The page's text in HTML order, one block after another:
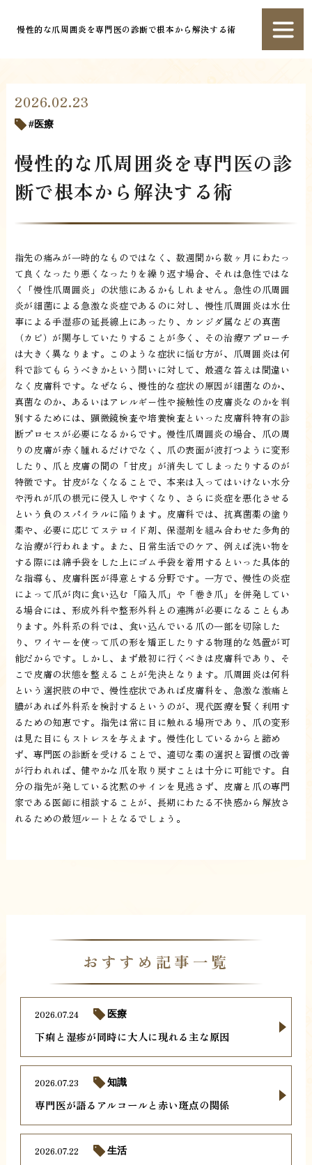
慢性的な爪周囲炎を専門医の診断で根本から解決する術
2026.02.23
医療
慢性的な爪周囲炎を専門医の診
断で根本から解決する術
指先の痛みが一時的なものではなく、数週間から数ヶ月にわたっ
て良くなったり悪くなったりを繰り返す場合、それは急性ではな
く「慢性爪周囲炎」の状態にあるかもしれません。急性の爪周囲
炎が細菌による急激な炎症であるのに対し、慢性爪周囲炎は水仕
事による手湿疹の延長線上にあったり、カンジダ属などの真菌
（カビ）が関与していたりすることが多く、その治療アプローチ
は大きく異なります。このような症状に悩む方が、爪周囲炎は何
科で診てもらうべきかという問いに対して、最適な答えは間違い
なく皮膚科です。なぜなら、慢性的な症状の原因が細菌なのか、
真菌なのか、あるいはアレルギー性や接触性の皮膚炎なのかを判
別するためには、顕微鏡検査や培養検査といった皮膚科特有の診
断プロセスが必要になるからです。慢性爪周囲炎の場合、爪の周
りの皮膚が赤く腫れるだけでなく、爪の表面が波打つように変形
したり、爪と皮膚の間の「甘皮」が消失してしまったりするのが
特徴です。甘皮がなくなることで、本来は入ってはいけない水分
や汚れが爪の根元に侵入しやすくなり、さらに炎症を悪化させる
という負のスパイラルに陥ります。皮膚科では、抗真菌薬の塗り
薬や、必要に応じてステロイド剤、保湿剤を組み合わせた多角的
な治療が行われます。また、日常生活でのケア、例えば洗い物を
する際には綿手袋をした上にゴム手袋を着用するといった具体的
な指導も、皮膚科医が得意とする分野です。一方で、慢性の炎症
によって爪が肉に食い込む「陥入爪」や「巻き爪」を併発してい
る場合には、形成外科や整形外科との連携が必要になることもあ
ります。外科系の科では、食い込んでいる爪の一部を切除した
り、ワイヤーを使って爪の形を矯正したりする物理的な処置が可
能だからです。しかし、まず最初に行くべきは皮膚科であり、そ
こで皮膚の状態を整えることが先決となります。爪周囲炎は何科
という選択肢の中で、慢性症状であれば皮膚科を、急激な激痛と
膿があれば外科系を検討するというのが、現代医療を賢く利用す
るための知恵です。指先は常に目に触れる場所であり、爪の変形
は見た目にもストレスを与えます。慢性化しているからと諦め
ず、専門医の診断を受けることで、適切な薬の選択と習慣の改善
が行われれば、健やかな爪を取り戻すことは十分に可能です。自
分の指先が発している沈黙のサインを見逃さず、皮膚と爪の専門
家である医師に相談することが、長期にわたる不快感から解放さ
れるための最短ルートとなるでしょう。
おすすめ記事一覧
下痢と湿疹が同時に大人に現れる主な原因
2026.07.24 医療
専門医が語るアルコールと赤い斑点の関係
2026.07.23 知識
2026.07.22 生活